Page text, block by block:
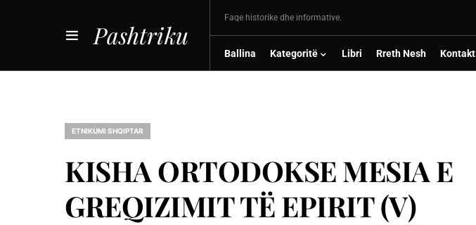
Pashtriku
Faqe historike dhe informative.
Ballina Kategoritë Libri Rreth Nesh Kontakt
ETNIKUMI SHQIPTAR
KISHA ORTODOKSE MESIA E
GREQIZIMIT TË EPIRIT (V)